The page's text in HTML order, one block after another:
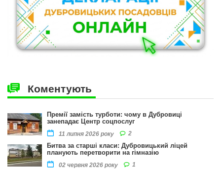
Коментують
Премії замість турботи: чому в Дубровиці
занепадає Центр соцпослуг
11 липня 2026 року 2
Битва за старші класи: Дубровицький ліцей
планують перетворити на гімназію
02 червня 2026 року 1